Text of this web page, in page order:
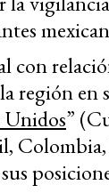
región en
Unidos”